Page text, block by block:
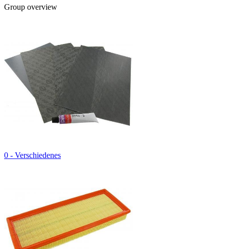
Group overview
0 - Verschiedenes